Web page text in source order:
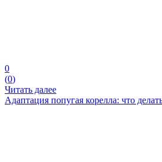
0
(0)
Читать далее
Адаптация попугая корелла: что